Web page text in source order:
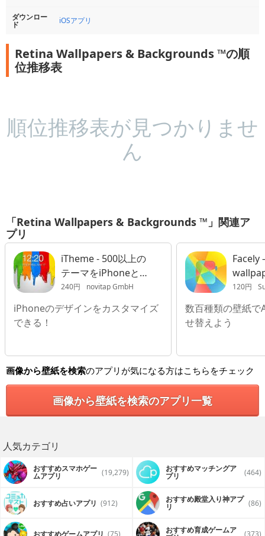
ダウンロー
ド iOSアプリ
Retina Wallpapers & Backgrounds ™の順
位推移表
順位推移表が見つかりませ
ん
「Retina Wallpapers & Backgrounds ™」関連ア
プリ
iTheme - 500以上の
テーマをiPhoneと
iPadとiPod Touch
へ！
240円 novitap GmbH
iPhoneのデザインをカスタマイズ
できる！
Facely
Apple
120円
数百種類の壁紙
せ替えよう
画像から壁紙を検索のアプリが気になる方はこちらをチェック
画像から壁紙を検索のアプリ一覧
人気カテゴリ
おすすめスマホゲー
ムアプリ (19,279) おすすめマッチングア
プリ (464)
おすすめ占いアプリ (912) おすすめ殿堂入り神アプ
リ (86)
おすすめゲームアプリ (75) おすすめ育成ゲームア (373)